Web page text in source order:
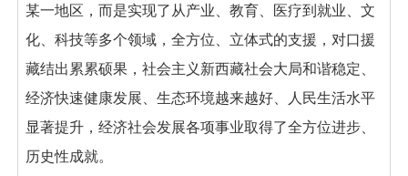
某一地区，而是实现了从产业、教育、医疗到就业、文
化、科技等多个领域，全方位、立体式的支援，对口援
藏结出累累硕果，社会主义新西藏社会大局和谐稳定、
经济快速健康发展、生态环境越来越好、人民生活水平
显著提升，经济社会发展各项事业取得了全方位进步、
历史性成就。